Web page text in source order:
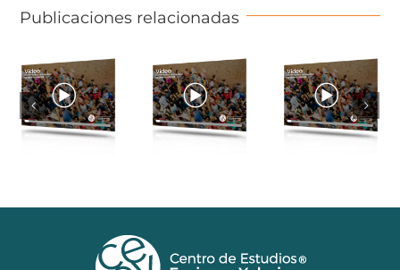
Publicaciones relacionadas